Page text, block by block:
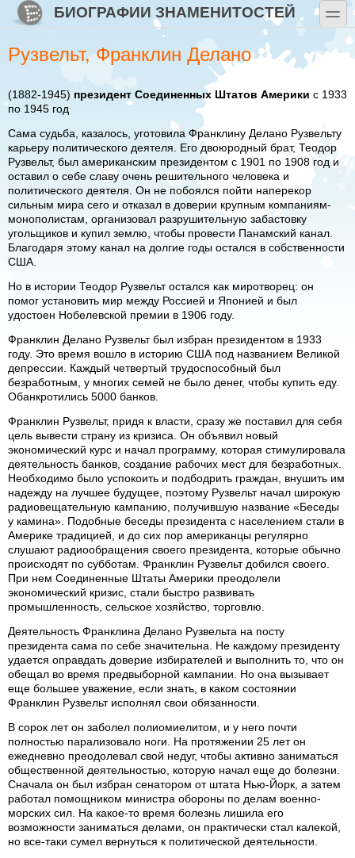
Перейти к основному содержанию
Skip to searchБИОГРАФИИ ЗНАМЕНИТОСТЕЙ toggle
Рузвельт, Франклин Делано
(1882-1945) президент Соединенных Штатов Америки с 1933
по 1945 год
Сама судьба, казалось, уготовила Франклину Делано Рузвельту
карьеру политического деятеля. Его двоюродный брат, Теодор
Рузвельт, был американским президентом с 1901 по 1908 год и
оставил о себе славу очень решительного человека и
политического деятеля. Он не побоялся пойти наперекор
сильным мира сего и отказал в доверии крупным компаниям-
монополистам, организовал разрушительную забастовку
угольщиков и купил землю, чтобы провести Панамский канал.
Благодаря этому канал на долгие годы остался в собственности
США.
Но в истории Теодор Рузвельт остался как миротворец: он
помог установить мир между Россией и Японией и был
удостоен Нобелевской премии в 1906 году.
Франклин Делано Рузвельт был избран президентом в 1933
году. Это время вошло в историю США под названием Великой
депрессии. Каждый четвертый трудоспособный был
безработным, у многих семей не было денег, чтобы купить еду.
Обанкротились 5000 банков.
Франклин Рузвельт, придя к власти, сразу же поставил для себя
цель вывести страну из кризиса. Он объявил новый
экономический курс и начал программу, которая стимулировала
деятельность банков, создание рабочих мест для безработных.
Необходимо было успокоить и подбодрить граждан, внушить им
надежду на лучшее будущее, поэтому Рузвельт начал широкую
радиовещательную кампанию, получившую название «Беседы
у камина». Подобные беседы президента с населением стали в
Америке традицией, и до сих пор американцы регулярно
слушают радиообращения своего президента, которые обычно
происходят по субботам. Франклин Рузвельт добился своего.
При нем Соединенные Штаты Америки преодолели
экономический кризис, стали быстро развивать
промышленность, сельское хозяйство, торговлю.
Деятельность Франклина Делано Рузвельта на посту
президента сама по себе значительна. Не каждому президенту
удается оправдать доверие избирателей и выполнить то, что он
обещал во время предвыборной кампании. Но она вызывает
еще большее уважение, если знать, в каком состоянии
Франклин Рузвельт исполнял свои обязанности.
В сорок лет он заболел полиомиелитом, и у него почти
полностью парализовало ноги. На протяжении 25 лет он
ежедневно преодолевал свой недуг, чтобы активно заниматься
общественной деятельностью, которую начал еще до болезни.
Сначала он был избран сенатором от штата Нью-Йорк, а затем
работал помощником министра обороны по делам военно-
морских сил. На какое-то время болезнь лишила его
возможности заниматься делами, он практически стал калекой,
но все-таки сумел вернуться к политической деятельности.